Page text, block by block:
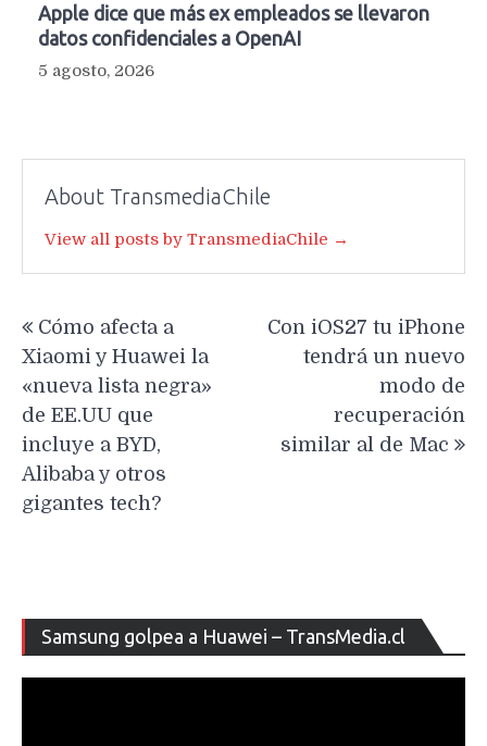
Apple dice que más ex empleados se llevaron
datos confidenciales a OpenAI
5 agosto, 2026
About TransmediaChile
View all posts by TransmediaChile →
de
entradas
Cómo afecta a
Xiaomi y Huawei la
«nueva lista negra»
de EE.UU que
incluye a BYD,
Alibaba y otros
gigantes tech?
Con iOS27 tu iPhone
tendrá un nuevo
modo de
recuperación
similar al de Mac
Samsung golpea a Huawei – TransMedia.cl
de